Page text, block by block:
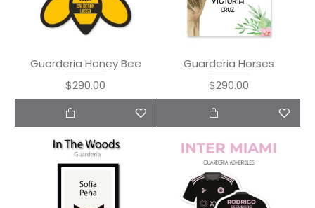
Guarderia Honey Bee
$290.00
Guarderia Horses
$290.00